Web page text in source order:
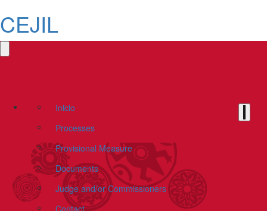
CEJIL
Inicio
Processes
Provisional Measure
Documents
Judge and/or Commissioners
Contact